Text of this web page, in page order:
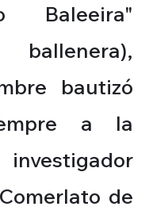
Baleeira"
ballenera),
bautizó
a la
investigador
de